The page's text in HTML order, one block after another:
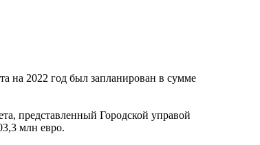
на 2022 год был запланирован в сумме
представленный Городской управой
млн евро.